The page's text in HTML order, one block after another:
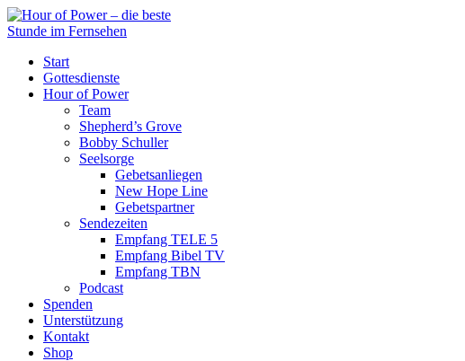
Start
Gottesdienste
Hour of Power
Team
Shepherd’s Grove
Bobby Schuller
Seelsorge
Gebetsanliegen
New Hope Line
Gebetspartner
Sendezeiten
Empfang TELE 5
Empfang Bibel TV
Empfang TBN
Podcast
Spenden
Unterstützung
Kontakt
Shop